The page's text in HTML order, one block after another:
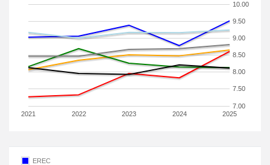
2021 2022 2023 2024 2025
7.00
7.50
8.00
8.50
9.00
9.50
10.00
EREC